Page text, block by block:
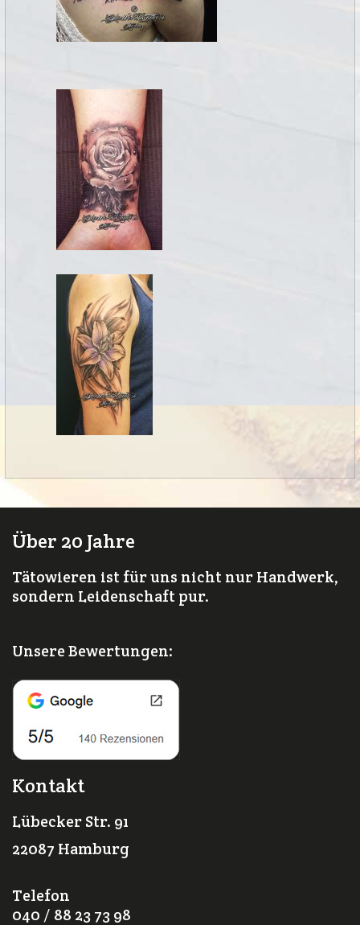
Über 20 Jahre
Tätowieren ist für uns nicht nur Handwerk,
sondern Leidenschaft pur.
Unsere Bewertungen:
Kontakt
Lübecker Str. 91
22087 Hamburg
Telefon
040 / 88 23 73 98